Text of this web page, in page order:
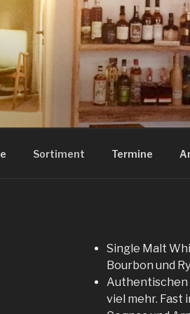
und Tastings in Hildesheim
Sortiment Termine
Single Malt
Bourbon und
Authentischen
viel mehr. Fast